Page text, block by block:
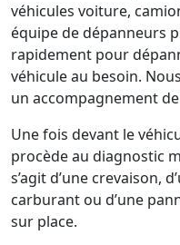
véhicules voiture,
équipe de dépanneurs
rapidement pour
véhicule au besoin.
un accompagnement
Une fois devant le
procède au diagnostic
s’agit d’une crevaison,
carburant ou d’une
sur place.